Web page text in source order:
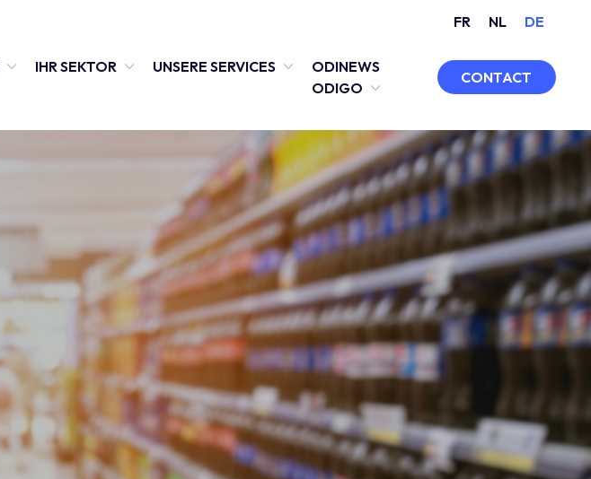
FR NL DE
IHR SEKTOR UNSERE SERVICES
ODINEWS
ODIGO
CONTACT